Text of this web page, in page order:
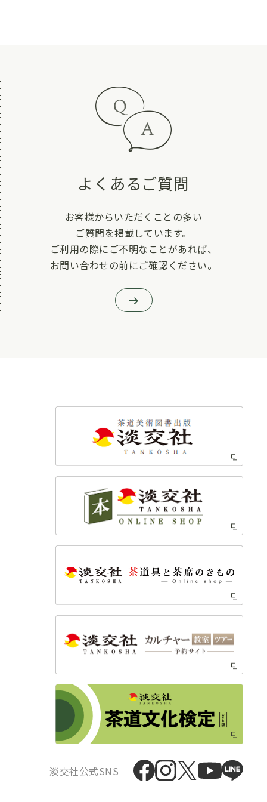
よくあるご質問
お客様からいただくことの多い
ご質問を掲載しています。
ご利用の際にご不明なことがあれば、
お問い合わせの前にご確認ください。
淡交社公式SNS